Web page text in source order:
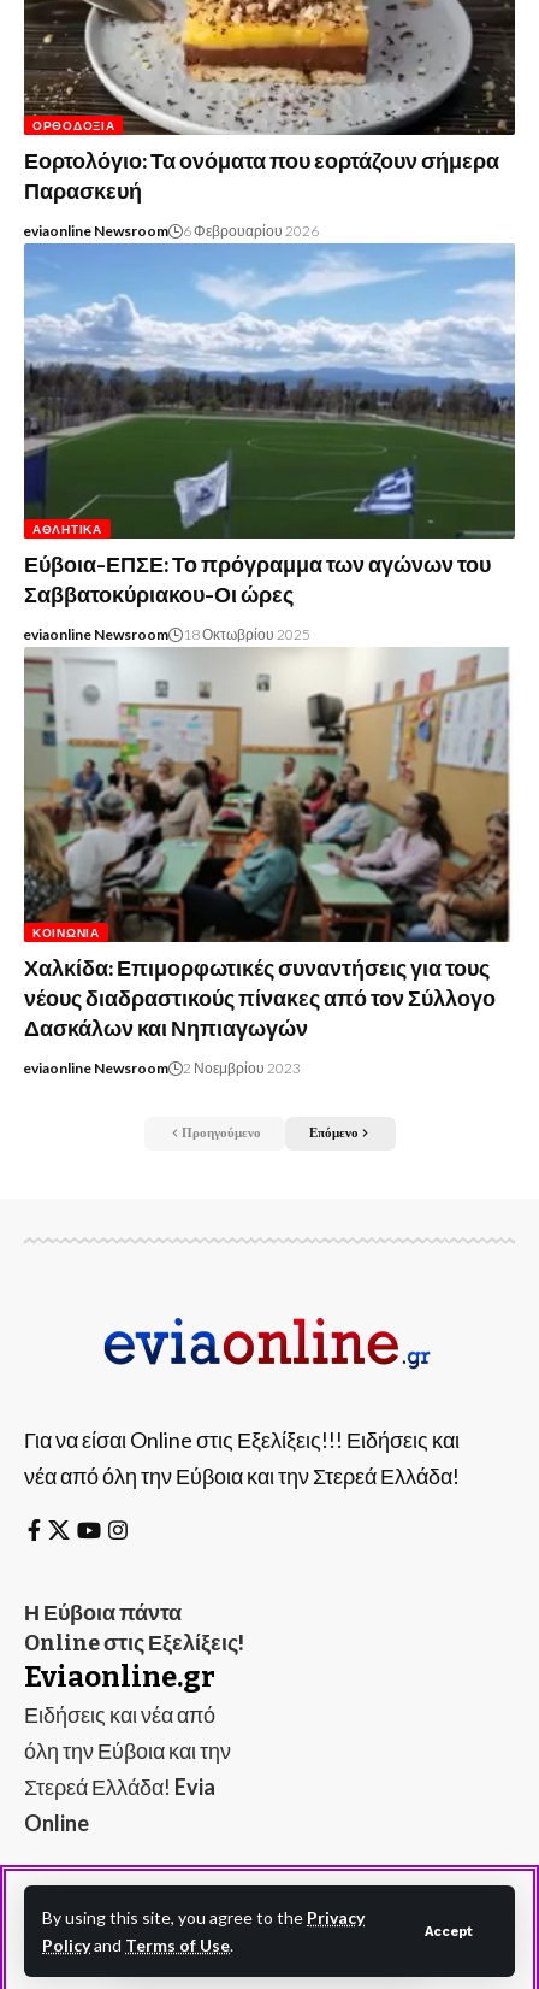
By using this site, you agree to the Privacy
Policyand Terms of Use.
Accept
ΟΡΘΟΔΟΞΊΑ
Εορτολόγιο: Τα ονόματα που εορτάζουν σήμερα
Παρασκευή
eviaonline Newsroom 6 Φεβρουαρίου 2026
ΑΘΛΗΤΙΚΆ
Εύβοια-ΕΠΣΕ: Το πρόγραμμα των αγώνων του
Σαββατοκύριακου-Οι ώρες
eviaonline Newsroom 18 Οκτωβρίου 2025
ΚΟΙΝΩΝΊΑ
Χαλκίδα: Επιμορφωτικές συναντήσεις για τους
νέους διαδραστικούς πίνακες από τον Σύλλογο
Δασκάλων και Νηπιαγωγών
eviaonline Newsroom 2 Νοεμβρίου 2023
Προηγούμενο Επόμενο
Για να είσαι Online στις Εξελίξεις!!! Ειδήσεις και
νέα από όλη την Εύβοια και την Στερεά Ελλάδα!
Η Εύβοια πάντα
Online στις Εξελίξεις!
Eviaonline.gr
Ειδήσεις και νέα από
όλη την Εύβοια και την
Στερεά Ελλάδα! Evia
Online